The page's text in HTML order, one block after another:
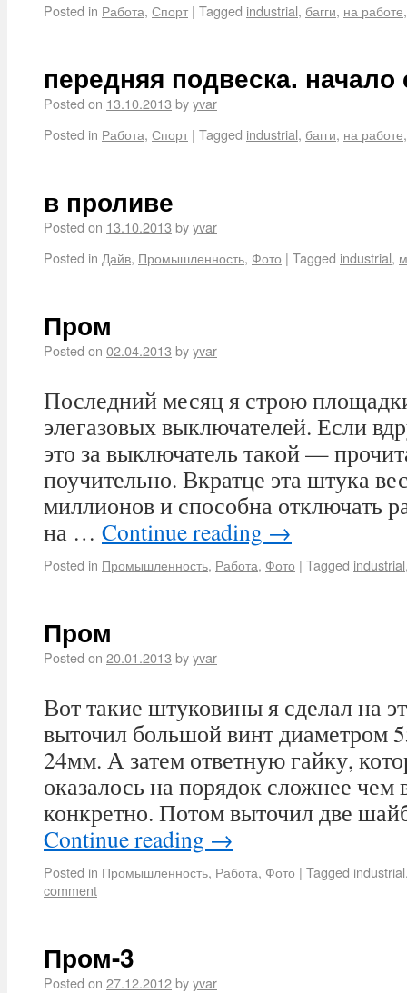
Posted in Работа, Спорт | Tagged industrial, багги, на работе
передняя подвеска. начало
Posted on 13.10.2013 byyvar
Posted in Работа, Спорт | Tagged industrial, багги, на работе
в проливе
Posted on 13.10.2013 byyvar
Posted in Дайв, Промышленность, Фото | Tagged industrial,
Пром
Posted on 02.04.2013 byyvar
Последний месяц я строю
элегазовых выключателей. Если
это за выключатель такой —
поучительно. Вкратце эта штука
миллионов и способна отключать
на … Continue reading →
Posted in Промышленность, Работа, Фото | Tagged industrial
Пром
Posted on 20.01.2013 byyvar
Вот такие штуковины я сделал на
выточил большой винт диаметром
24мм. А затем ответную гайку,
оказалось на порядок сложнее
конкретно. Потом выточил две
Continue reading →
Posted in Промышленность, Работа, Фото | Tagged industrial
comment
Пром-3
Posted on 27.12.2012byyvar